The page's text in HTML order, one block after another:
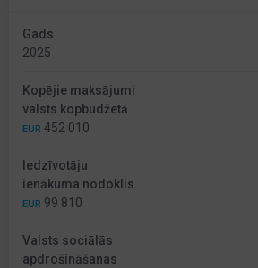
Gads
2025
Kopējie maksājumi
valsts kopbudžetā
EUR 452 010
Iedzīvotāju
ienākuma nodoklis
EUR 99 810
Valsts sociālās
apdrošināšanas